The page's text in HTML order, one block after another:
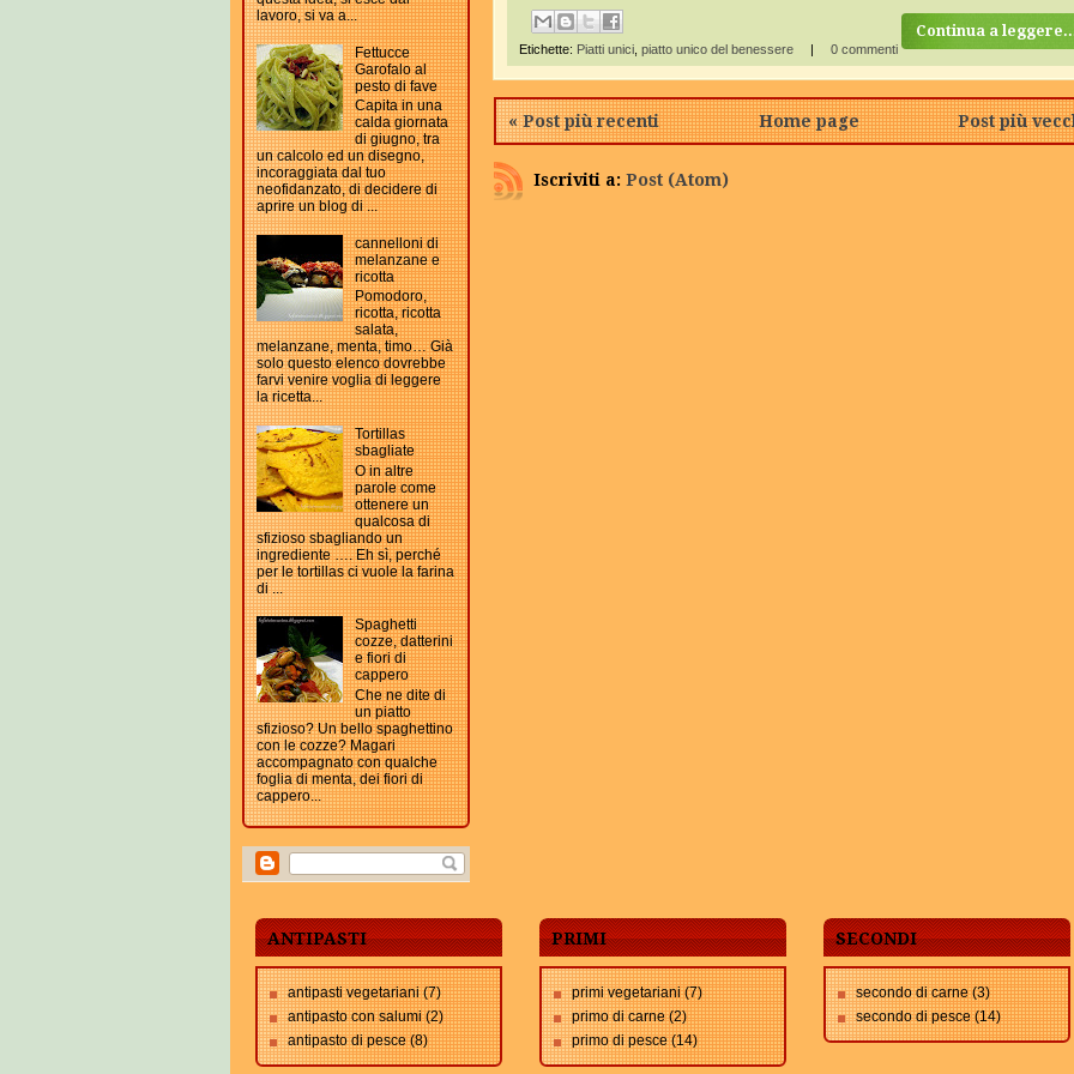
lavoro, si va a...
Fettucce
Garofalo al
pesto di fave
Capita in una
calda giornata
di giugno, tra
un calcolo ed un disegno,
incoraggiata dal tuo
neofidanzato, di decidere di
aprire un blog di ...
cannelloni di
melanzane e
ricotta
Pomodoro,
ricotta, ricotta
salata,
melanzane, menta, timo… Già
solo questo elenco dovrebbe
farvi venire voglia di leggere
la ricetta...
Tortillas
sbagliate
O in altre
parole come
ottenere un
qualcosa di
sfizioso sbagliando un
ingrediente …. Eh sì, perché
per le tortillas ci vuole la farina
di ...
Spaghetti
cozze, datterini
e fiori di
cappero
Che ne dite di
un piatto
sfizioso? Un bello spaghettino
con le cozze? Magari
accompagnato con qualche
foglia di menta, dei fiori di
cappero...
Continua a
Etichette: Piatti unici piatto unico del benessere | 0 commenti
« Post più recenti Post più
Home page
Iscriviti a: Post (Atom)
ANTIPASTI
antipasti vegetariani (7)
antipasto con salumi (2)
antipasto di pesce (8)
PRIMI
primi vegetariani (7)
primo di carne (2)
primo di pesce (14)
SECONDI
secondo di carne (3)
secondo di pesce (14)